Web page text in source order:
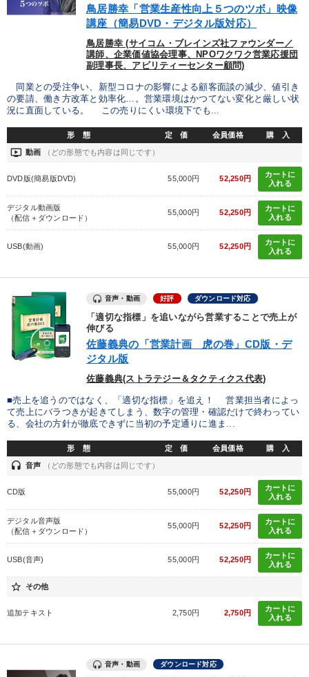
鳥居勝幸「営業生産性向上５つのツボ」映像
講座（簡易DVD・デジタル版対応）
鳥居勝幸 (サイコム・ブレインズ社ファウンダー／
講師、企業価値協会理事、NPOワクワク営業応援団
副理事長、アビリティーセンター顧問)
同業との受注争い、新型コロナの影響による顧客面談の減少、値引き
の要請、働き方改革と効率化…。営業環境はかつてない変化と厳しい状
況に直面している。 この売りにくい環境下でも...
形 態 定 価 会員価格 購 入
ondemand_video 動画 （どの形態でも内容は同じです）
DVD版(簡易版DVD) 55,000円 52,250円
カートに
入れる
デジタル動画版
（配信＋ダウンロード）
55,000円 52,250円
カートに
入れる
USB(動画) 55,000円 52,250円
カートに
入れる
音声・動画 好評 ダウンロード対応
「適切な指標」を追いながら営業することで売上が
伸びる
佐藤義典の「営業計画 虎の巻」CD版・デ
ジタル版
佐藤義典(ストラテジー＆タクティクス代表)
■売上を追うのではなく、「適切な指標」を追え！ 営業担当者によっ
て売上にバラつきが起きてしまう、数字の管理・確認だけで終わってい
る、会社の方針が徹底できずに当初の予定通りに進ま...
形 態 定 価 会員価格 購 入
headset 音声 （どの形態でも内容は同じです）
CD版 55,000円 52,250円
カートに
入れる
デジタル音声版
（配信＋ダウンロード）
55,000円 52,250円
カートに
入れる
USB(音声) 55,000円 52,250円
カートに
入れる
star_border その他
追加テキスト 2,750円 2,750円
カートに
入れる
音声・動画 ダウンロード対応